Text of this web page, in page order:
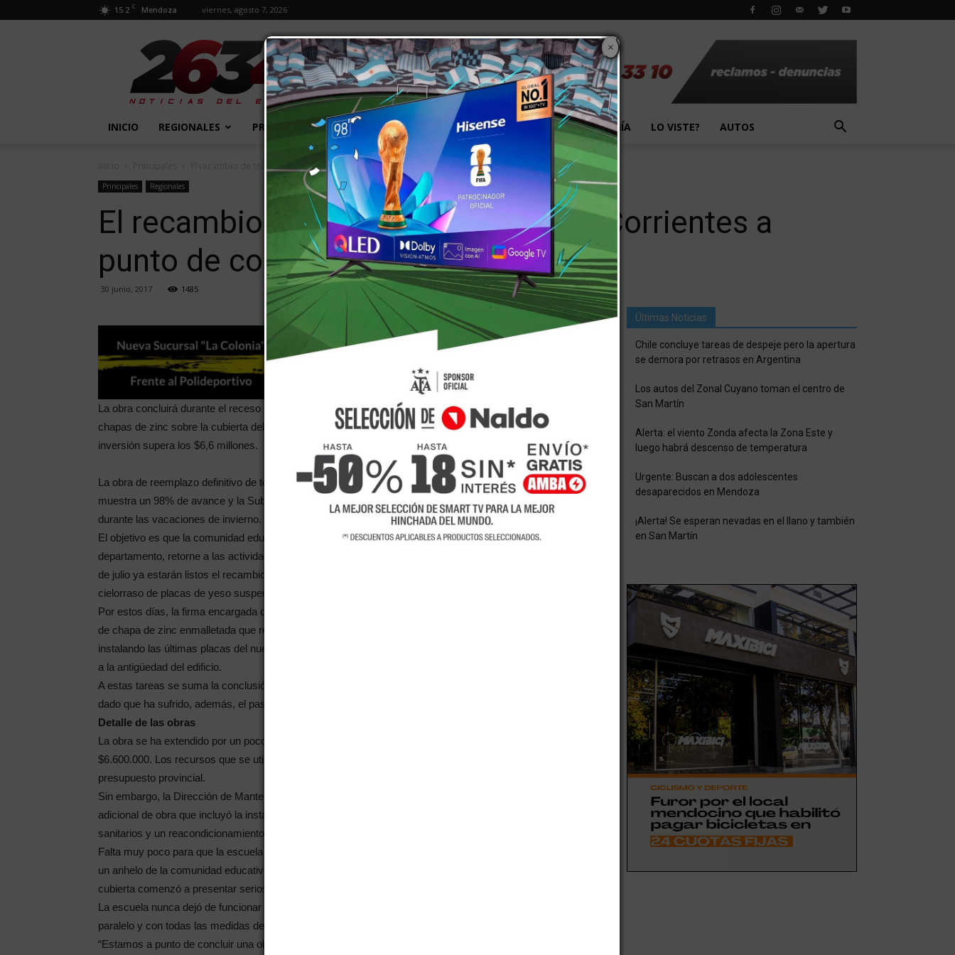
15.2 C Mendoza viernes, agosto 7, 2026
2634
Diario
INICIO REGIONALES PROVINCIALES EXTRA! MUNDO PAÍS EVENTOS TECNOLOGÍA LO VISTE? AUTOS
El recambio de techos en la escuela Corrientes a punto de concretarse
Principales Regionales
El recambio de techos en la escuela Corrientes a
punto de concretarse
30 junio, 2017 1485
La obra concluirá durante el receso invernal. Se están terminando de colocar 2.400 metros cuadrados de
chapas de zinc sobre la cubierta del establecimiento, los cielorrasos y una nueva instalación eléctrica. La
inversión supera los $6,6 millones.
La obra de reemplazo definitivo de toda la cubierta de techo de la escuela 1-055 Corrientes, de San Martín
muestra un 98% de avance y la Subsecretaría de Infraestructura Social Básica tiene previsto concluirla
durante las vacaciones de invierno.
El objetivo es que la comunidad educativa de la emblemática escuela, ubicada en el radio céntrico del
departamento, retorne a las actividades con las nuevas instalaciones funcionando a pleno. Es decir, a fines
de julio ya estarán listos el recambio de toda la cubierta, el sistema eléctrico y el remplazo de todo el
cielorraso de placas de yeso suspendido.
Por estos días, la firma encargada de los trabajos está terminando de colocar los 2.400 metros cuadrados
de chapa de zinc enmalletada que remplazó a la antigua cubierta de teja colonial. Además, continúa
instalando las últimas placas del nuevo cielorraso, que también presentaba un desgaste importante debido
a la antigüedad del edificio.
A estas tareas se suma la conclusión de la reparación integral de todo el sistema eléctrico de la escuela,
dado que ha sufrido, además, el paso de los años y la incidencia de las lluvias.
Detalle de las obras
La obra se ha extendido por un poco más de 6 meses y demandó una inversión oficial superior a los
$6.600.000. Los recursos que se utilizaron para financiar las tareas provienen íntegramente del
presupuesto provincial.
Sin embargo, la Dirección de Mantenimiento y Reparaciones de Infraestructura Social Básica autorizó un
adicional de obra que incluyó la instalación de una cañería de agua que une el tanque elevado y los grupos
sanitarios y un reacondicionamiento del sistema de desagüe pluvial. La inversión final ronda los $500 mil.
Falta muy poco para que la escuela Corrientes tenga nuevo techo y sistema eléctric, y ha hecho realidad
un anhelo de la comunidad educativa, que ya lleva más de cinco años de postergaciones, desde que la
cubierta comenzó a presentar serios problemas de filtraciones a raíz de las lluvias.
La escuela nunca dejó de funcionar para el dictado de clases mientras duró la obra. Siempre se trabajó en
paralelo y con todas las medidas de seguridad necesarias.
“Estamos a punto de concluir una obra muy esperada por la comunidad educativa, debido a las
×
Últimas Noticias
Chile concluye tareas de despeje pero la apertura
se demora por retrasos en Argentina
Los autos del Zonal Cuyano toman el centro de
San Martín
Alerta: el viento Zonda afecta la Zona Este y
luego habrá descenso de temperatura
Urgente: Buscan a dos adolescentes
desaparecidos en Mendoza
¡Alerta! Se esperan nevadas en el llano y también
en San Martín